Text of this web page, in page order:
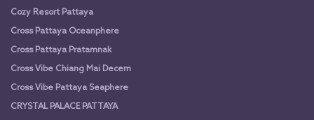
Cozy Resort Pattaya
Cross Pattaya Oceanphere
Cross Pattaya Pratamnak
Cross Vibe Chiang Mai Decem
Cross Vibe Pattaya Seaphere
CRYSTAL PALACE PATTAYA